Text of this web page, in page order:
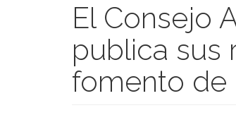
El Consejo
publica sus
fomento de